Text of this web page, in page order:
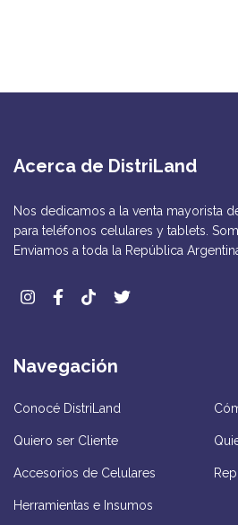
Acerca de DistriLand
Nos dedicamos a la venta mayorista
para teléfonos celulares y tablets.
Enviamos a toda la República
Navegación
Conocé DistriLand
Quiero ser Cliente
Accesorios de Celulares
Herramientas e Insumos